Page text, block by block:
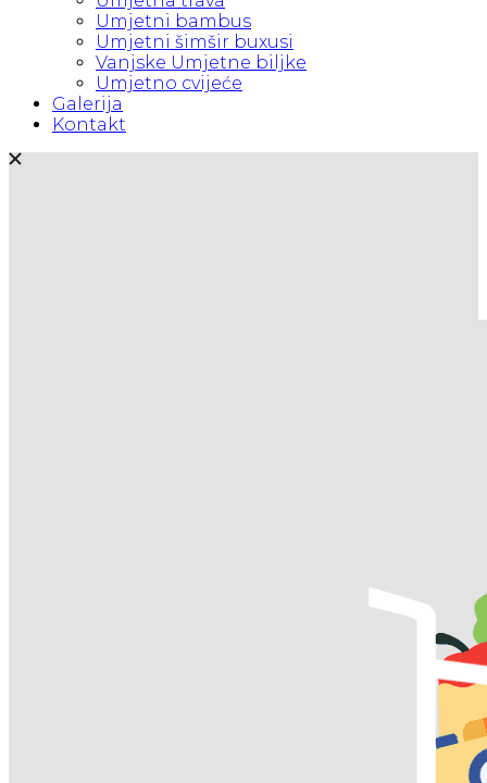
Umjetni bambus
Umjetni šimšir buxusi
Vanjske Umjetne biljke
Umjetno cvijeće
Galerija
Kontakt